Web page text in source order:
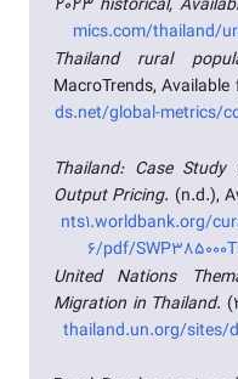
2023 historical,
mics.com/thailand/
Thailand rural
MacroTrends, Available
ds.net/global-metrics/
Thailand: Case
Output Pricing. (n.d.),
nts1.worldbank.org/
6/pdf/
United Nations
Migration in Thailand.
thailand.un.org/sites/